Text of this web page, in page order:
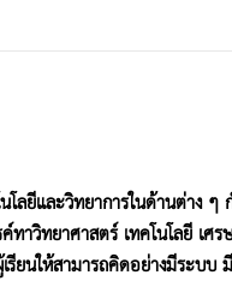
และวิทยาการในด้านต่าง ๆ ก
ทาวิทยาศาสตร์ เทคโนโลยี
นให้สามารถคิดอย่างมีระบบ